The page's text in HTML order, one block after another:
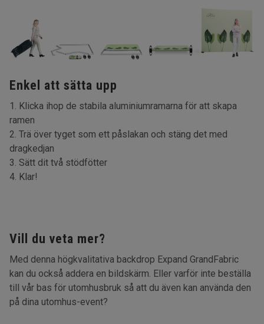
Enkel att sätta upp
1. Klicka ihop de stabila aluminiumramarna för att skapa
ramen
2. Trä över tyget som ett påslakan och stäng det med
dragkedjan
3. Sätt dit två stödfötter
4. Klar!
Vill du veta mer?
Med denna högkvalitativa backdrop Expand GrandFabric
kan du också addera en bildskärm. Eller varför inte beställa
till vår bas för utomhusbruk så att du även kan använda den
på dina utomhus-event?